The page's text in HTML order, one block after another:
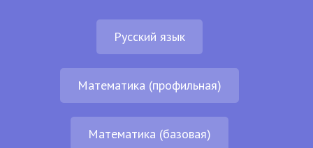
Русский язык
Математика (профильная)
Математика (базовая)